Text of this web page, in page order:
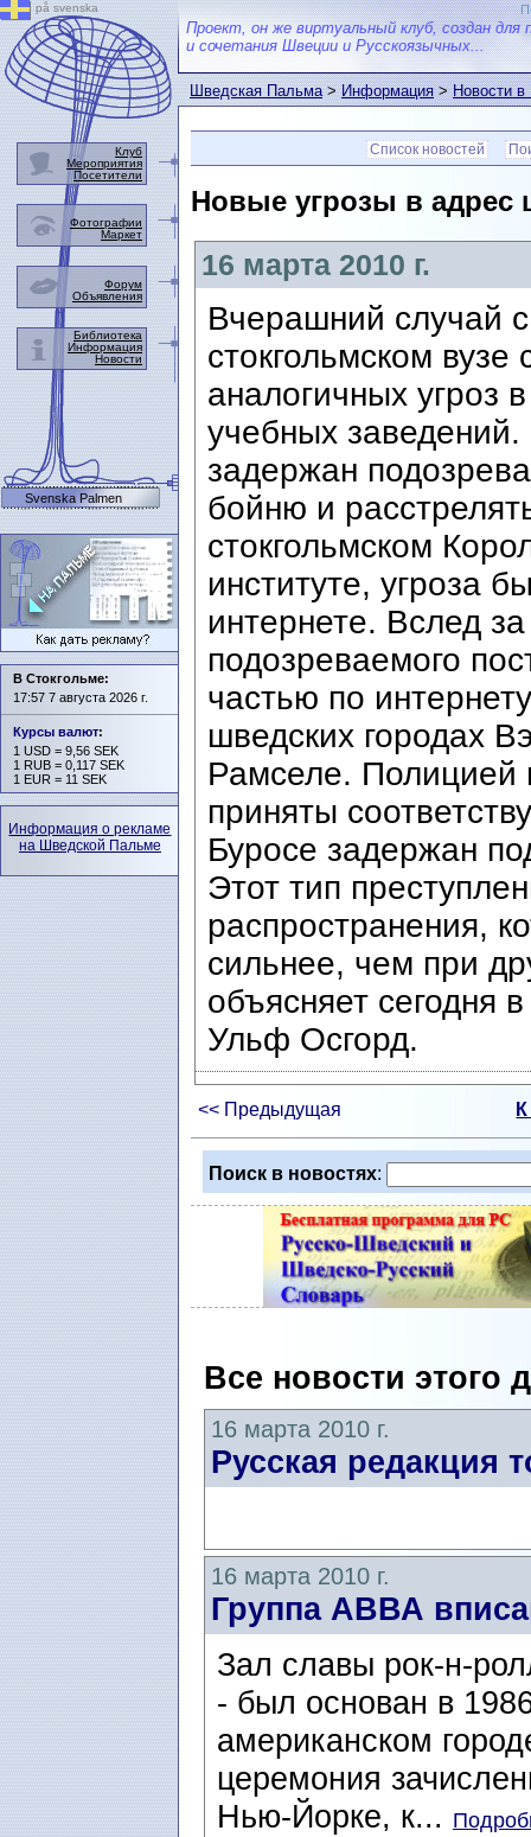
Проект, он же виртуальный клуб, создан для
и сочетания Швеции и Русскоязычных...
Шведская Пальма>Информация>Новости
Список новостей
Новые угрозы в адрес
16 марта 2010 г.
Вчерашний случай
стокгольмском
аналогичных угроз
учебных
задержан
бойню и
стокгольмском
институте, угроза
интернете. Вслед
подозреваемого
частью по
шведских городах
Рамселе. Полицией
приняты
Буросе задержан
Этот тип
распространения,
сильнее, чем при
объясняет сегодня
Ульф Осгорд.
<< Предыдущая
Поиск в новостях:
Все новости этого
16 марта 2010 г.
Русская редакция
16 марта 2010 г.
Группа АВВА
Зал славы рок-н-
- был основан в
американском
церемония
Нью-Йорке, к...
på svenska
Клуб
Мероприятия
Посетители
Фотографии
Маркет
Форум
Объявления
Библиотека
Информация
Новости
Svenska Palmen
В Стокгольме:
17:57 7 августа 2026 г.
Курсы валют:
1 USD = 9,56 SEK
1 RUB = 0,117 SEK
1 EUR = 11 SEK
Информация о рекламе
на Шведской Пальме